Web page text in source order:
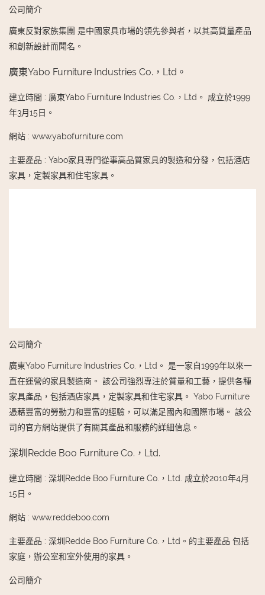
公司簡介
廣東反對家族集團 是中國家具市場的領先參與者，以其高質量產品
和創新設計而聞名。
廣東Yabo Furniture Industries Co.，Ltd。
建立時間 : 廣東Yabo Furniture Industries Co.，Ltd。 成立於1999
年3月15日。
網站 : www.yabofurniture.com
主要產品 : Yabo家具專門從事高品質家具的製造和分發，包括酒店
家具，定製家具和住宅家具。
公司簡介
廣東Yabo Furniture Industries Co.，Ltd。 是一家自1999年以來一
直在運營的家具製造商。 該公司強烈專注於質量和工藝，提供各種
家具產品，包括酒店家具，定製家具和住宅家具。 Yabo Furniture
憑藉豐富的勞動力和豐富的經驗，可以滿足國內和國際市場。 該公
司的官方網站提供了有關其產品和服務的詳細信息。
深圳Redde Boo Furniture Co.，Ltd.
建立時間 : 深圳Redde Boo Furniture Co.，Ltd. 成立於2010年4月
15日。
網站 : www.reddeboo.com
主要產品 : 深圳Redde Boo Furniture Co.，Ltd。的主要產品 包括
家庭，辦公室和室外使用的家具。
公司簡介